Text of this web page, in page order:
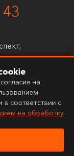
конфиденциальности
на
соответствии с
на обработку